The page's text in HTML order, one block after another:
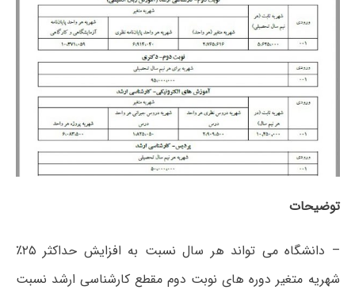
توضیحات
– دانشگاه می تواند هر سال نسبت به افزایش حداکثر ۲۵٪
شهریه متغیر دوره های نوبت دوم مقطع کارشناسی ارشد نسبت